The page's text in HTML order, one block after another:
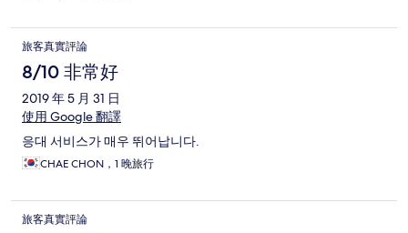
旅客真實評論
8/10 非常好
2019 年 5 月 31 日
使用 Google 翻譯
응대 서비스가 매우 뛰어납니다.
CHAE CHON，1 晚旅行
旅客真實評論